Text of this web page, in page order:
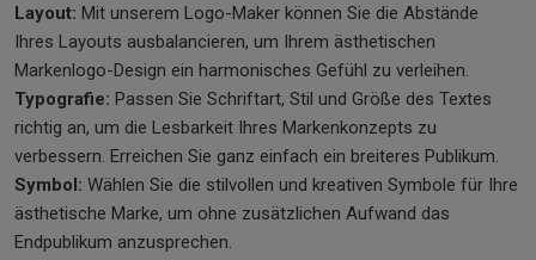
Layout: Mit unserem Logo-Maker können Sie die Abstände
Ihres Layouts ausbalancieren, um Ihrem ästhetischen
Markenlogo-Design ein harmonisches Gefühl zu verleihen.
Typografie: Passen Sie Schriftart, Stil und Größe des Textes
richtig an, um die Lesbarkeit Ihres Markenkonzepts zu
verbessern. Erreichen Sie ganz einfach ein breiteres Publikum.
Symbol: Wählen Sie die stilvollen und kreativen Symbole für Ihre
ästhetische Marke, um ohne zusätzlichen Aufwand das
Endpublikum anzusprechen.